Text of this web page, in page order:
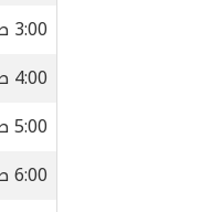
3:00 صباحاً
4:00 صباحاً
5:00 صباحاً
6:00 صباحاً